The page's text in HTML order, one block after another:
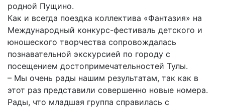
родной Пущино.
Как и всегда поездка коллектива «Фантазия» на
Международный конкурс-фестиваль детского и
юношеского творчества сопровождалась
познавательной экскурсией по городу с
посещением достопримечательностей Тулы.
– Мы очень рады нашим результатам, так как в
этот раз представили совершенно новые номера.
Рады, что младшая группа справилась с